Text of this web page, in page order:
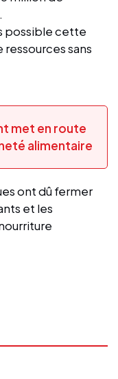
possible cette
ressources sans
met en route
alimentaire
ont dû fermer
et les